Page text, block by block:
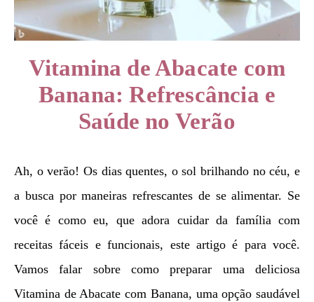
Vitamina de Abacate com
Banana: Refrescância e
Saúde no Verão
Ah, o verão! Os dias quentes, o sol brilhando no céu, e
a busca por maneiras refrescantes de se alimentar. Se
você é como eu, que adora cuidar da família com
receitas fáceis e funcionais, este artigo é para você.
Vamos falar sobre como preparar uma deliciosa
Vitamina de Abacate com Banana, uma opção saudável